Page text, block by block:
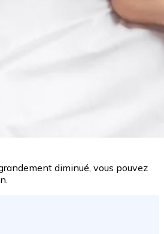
diminué, vous pouvez